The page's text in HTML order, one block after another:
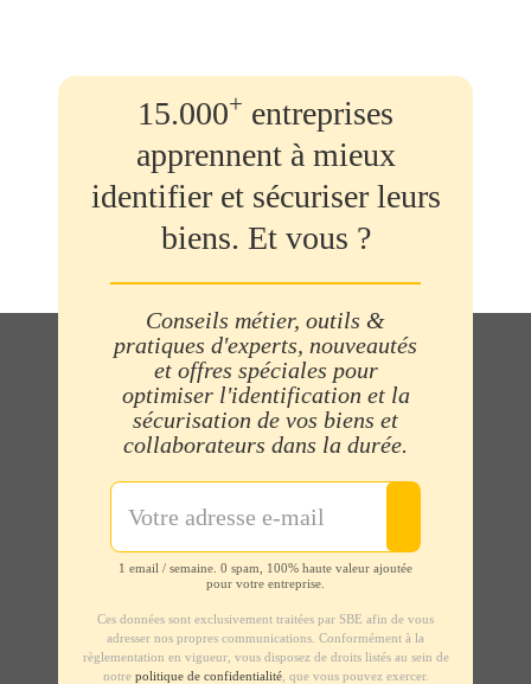
15.000+ entreprises
apprennent à mieux
identifier et sécuriser leurs
biens. Et vous ?
Conseils métier, outils &
pratiques d'experts, nouveautés
et offres spéciales pour
optimiser l'identification et la
sécurisation de vos biens et
collaborateurs dans la durée.
1 email / semaine. 0 spam, 100% haute valeur ajoutée
pour votre entreprise.
Ces données sont exclusivement traitées par SBE afin de vous
adresser nos propres communications. Conformément à la
règlementation en vigueur, vous disposez de droits listés au sein de
notre politique de confidentialité, que vous pouvez exercer.